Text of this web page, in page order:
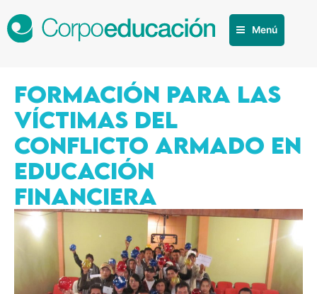
Menú
FORMACIÓN PARA LAS
VÍCTIMAS DEL
CONFLICTO ARMADO EN
EDUCACIÓN
FINANCIERA